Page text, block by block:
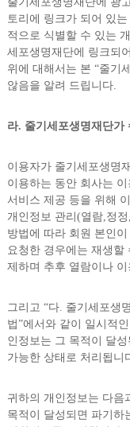
토리에 링크가 되어 있
적으로 식별할 수 있는
세포생명재단에 링크되
위에 대해서는 본 “줄기
않음을 알려 드립니다.
라. 줄기세포생명재단가
이용자가 줄기세포생명
이용하는 동안 회사는
서비스 제공 등을 위해
개인정보 관리(열람,정
방법에 따라 회원 본인
요청한 경우에는 재생할
제하며 추후 열람이나
그리고 “다. 줄기세포생
법”에서와 같이 일시적
인정보는 그 목적이 달
가능한 상태로 처리됩니
귀하의 개인정보는 다음
목적이 달성되면 파기하